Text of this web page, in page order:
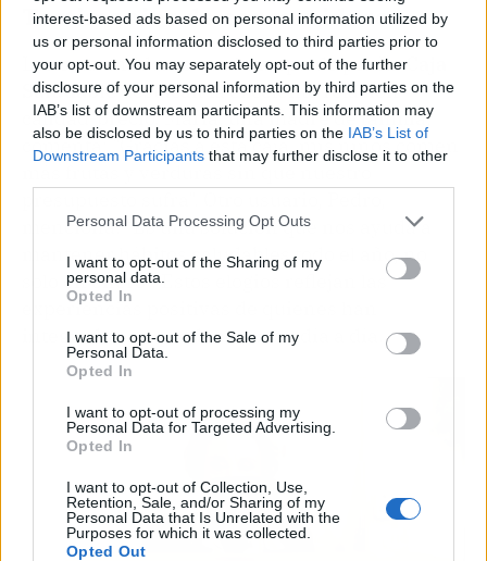
interest-based ads based on personal information utilized by
us or personal information disclosed to third parties prior to
your opt-out. You may separately opt-out of the further
disclosure of your personal information by third parties on the
IAB’s list of downstream participants. This information may
also be disclosed by us to third parties on the IAB’s List of
Downstream Participants that may further disclose it to other
Personal Data Processing Opt Outs
I want to opt-out of the Sharing of my
personal data.
Opted In
I want to opt-out of the Sale of my
Personal Data.
Opted In
I want to opt-out of processing my
Personal Data for Targeted Advertising.
Opted In
I want to opt-out of Collection, Use,
Retention, Sale, and/or Sharing of my
Personal Data that Is Unrelated with the
Purposes for which it was collected.
Opted Out
Testimonios de consumidores
Los consumidores que han optado porLa Caja
Saludabledestacan la excelente relación
calidad-precio. Maria, una madre de familia,
comenta: "Gracias a esta caja, mis niños comen
más frutas y verduras sin que nuestro
menciona: "Es una solución que nos ayuda a
mantener hábitos saludables todo el año, no
solo en enero". Estos elogios reflejan las
experiencias positivas de quienes han
integrado este producto en su día a día.